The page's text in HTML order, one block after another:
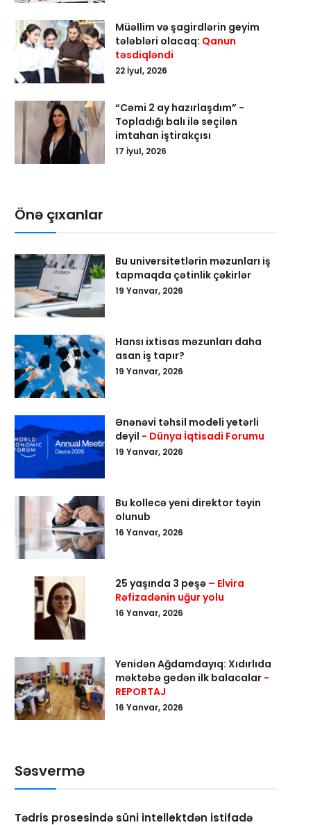
Müəllim və şagirdlərin geyim
tələbləri olacaq: Qanun
təsdiqləndi
22 İyul, 2026
“Cəmi 2 ay hazırlaşdım” -
Topladığı balı ilə seçilən
imtahan iştirakçısı
17 İyul, 2026
Önə çıxanlar
Bu universitetlərin məzunları iş
tapmaqda çətinlik çəkirlər
19 Yanvar, 2026
Hansı ixtisas məzunları daha
asan iş tapır?
19 Yanvar, 2026
Ənənəvi təhsil modeli yetərli
deyil - Dünya İqtisadi Forumu
19 Yanvar, 2026
Bu kollecə yeni direktor təyin
olunub
16 Yanvar, 2026
25 yaşında 3 peşə – Elvira
Rəfizadənin uğur yolu
16 Yanvar, 2026
Yenidən Ağdamdayıq: Xıdırlıda
məktəbə gedən ilk balacalar -
REPORTAJ
16 Yanvar, 2026
Səsvermə
Tədris prosesində süni intellektdən istifadə